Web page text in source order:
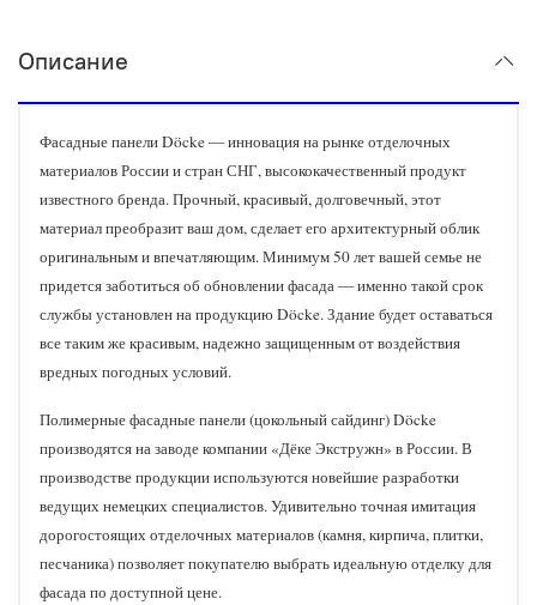
Описание
Фасадные панели Döcke — инновация на рынке отделочных
материалов России и стран СНГ, высококачественный продукт
известного бренда. Прочный, красивый, долговечный, этот
материал преобразит ваш дом, сделает его архитектурный облик
оригинальным и впечатляющим. Минимум 50 лет вашей семье не
придется заботиться об обновлении фасада — именно такой срок
службы установлен на продукцию Döcke. Здание будет оставаться
все таким же красивым, надежно защищенным от воздействия
вредных погодных условий.
Полимерные фасадные панели (цокольный сайдинг) Döcke
производятся на заводе компании «Дёке Экстружн» в России. В
производстве продукции используются новейшие разработки
ведущих немецких специалистов. Удивительно точная имитация
дорогостоящих отделочных материалов (камня, кирпича, плитки,
песчаника) позволяет покупателю выбрать идеальную отделку для
фасада по доступной цене.